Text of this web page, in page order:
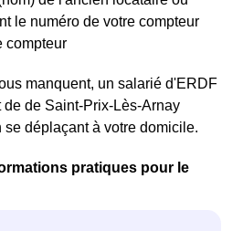
le numéro de votre compteur
compteur
manquent, un salarié d'ERDF
de Saint-Prix-Lès-Arnay
se déplaçant à votre domicile.
pratiques pour le